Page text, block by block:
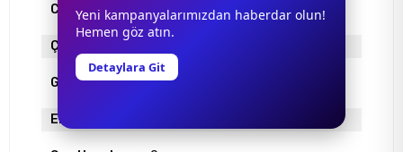
Cam Rengi KAHVE DEGRADE
Çerçeve Materyali
Gövde Rengi BAL KÖPÜĞÜ
Ekartman
Yeni kampanyalarımızdan haberdar olun!
Hemen göz atın.
Detaylara Git